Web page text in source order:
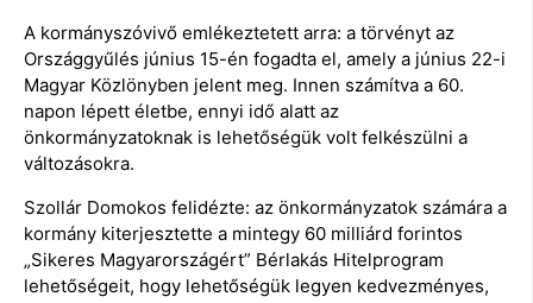
A kormányszóvivő emlékeztetett arra: a törvényt az
Országgyűlés június 15-én fogadta el, amely a június 22-i
Magyar Közlönyben jelent meg. Innen számítva a 60.
napon lépett életbe, ennyi idő alatt az
önkormányzatoknak is lehetőségük volt felkészülni a
változásokra.
Szollár Domokos felidézte: az önkormányzatok számára a
kormány kiterjesztette a mintegy 60 milliárd forintos
„Sikeres Magyarországért” Bérlakás Hitelprogram
lehetőségeit, hogy lehetőségük legyen kedvezményes,